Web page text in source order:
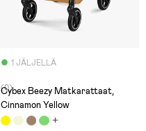
1 JÄLJELLÄ
(0)
Cybex Beezy Matkarattaat,
Cinnamon Yellow